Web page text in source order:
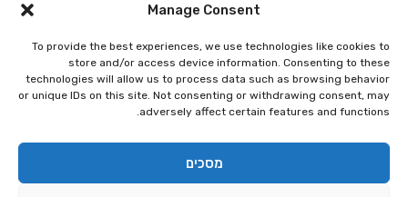
Manage Consent
To provide the best experiences, we use technologies like cookies to
store and/or access device information. Consenting to these
technologies will allow us to process data such as browsing behavior
or unique IDs on this site. Not consenting or withdrawing consent, may
adversely affect certain features and functions.
מסכים